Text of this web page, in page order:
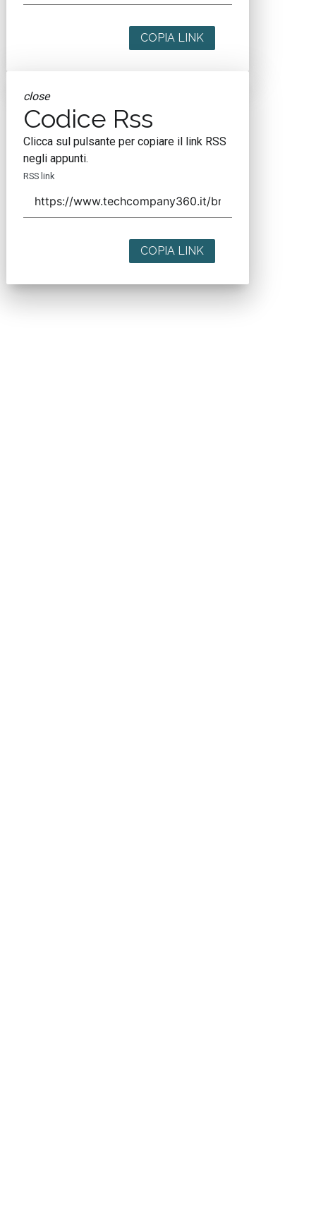
COPIA LINK
close
Codice Rss
Clicca sul pulsante per copiare il link RSS
negli appunti.
RSS link
COPIA LINK